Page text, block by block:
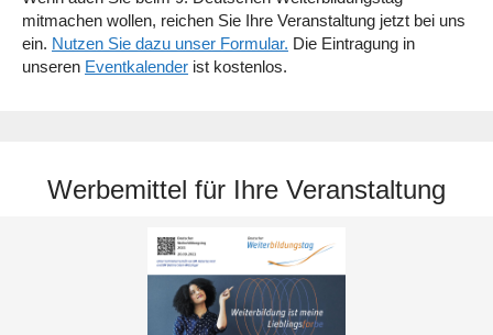
mitmachen wollen, reichen Sie Ihre Veranstaltung jetzt bei uns
ein. Nutzen Sie dazu unser Formular. Die Eintragung in
unseren Eventkalender ist kostenlos.
Werbemittel für Ihre Veranstaltung